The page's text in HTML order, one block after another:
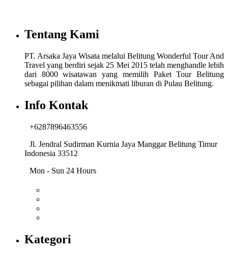
Tentang Kami
PT. Arsaka Jaya Wisata melalui Belitung Wonderful Tour And
Travel yang berdiri sejak 25 Mei 2015 telah menghandle lebih
dari 8000 wisatawan yang memilih Paket Tour Belitung
sebagai pilihan dalam menikmati liburan di Pulau Belitung.
Info Kontak
+6287896463556
Jl. Jendral Sudirman Kurnia Jaya Manggar Belitung Timur
Indonesia 33512
Mon - Sun 24 Hours
Kategori